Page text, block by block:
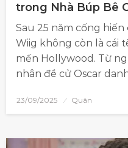
trong Nhà Búp Bê
Sau 25 năm cống
Wiig không còn là cái
mến Hollywood. Từ
nhân đề cử Oscar
23/09/2025 Quân